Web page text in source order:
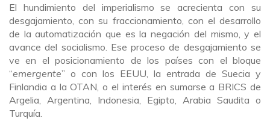
El hundimiento del imperialismo se acrecienta con su
desgajamiento, con su fraccionamiento, con el desarrollo
de la automatización que es la negación del mismo, y el
avance del socialismo. Ese proceso de desgajamiento se
ve en el posicionamiento de los países con el bloque
“emergente” o con los EEUU, la entrada de Suecia y
Finlandia a la OTAN, o el interés en sumarse a BRICS de
Argelia, Argentina, Indonesia, Egipto, Arabia Saudita o
Turquía.